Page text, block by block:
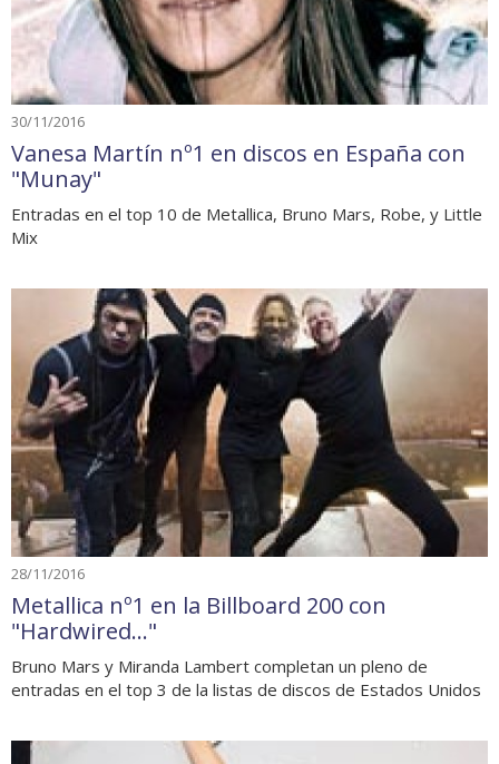
30/11/2016
Vanesa Martín nº1 en discos en España con
"Munay"
Entradas en el top 10 de Metallica, Bruno Mars, Robe, y Little
Mix
28/11/2016
Metallica nº1 en la Billboard 200 con
"Hardwired…"
Bruno Mars y Miranda Lambert completan un pleno de
entradas en el top 3 de la listas de discos de Estados Unidos